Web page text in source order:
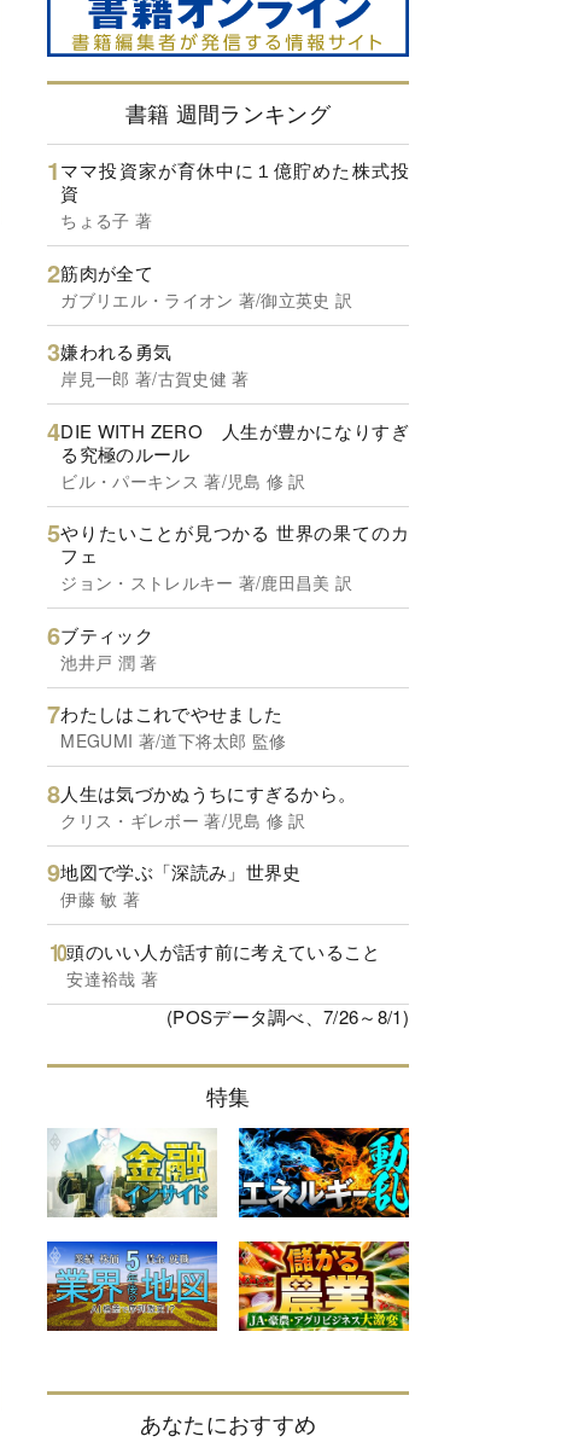
書籍 週間ランキング
ママ投資家が育休中に１億貯めた株式投
資
ちょる子 著
筋肉が全て
ガブリエル・ライオン 著/御立英史 訳
嫌われる勇気
岸見一郎 著/古賀史健 著
DIE WITH ZERO 人生が豊かになりすぎ
る究極のルール
ビル・パーキンス 著/児島 修 訳
やりたいことが見つかる 世界の果てのカ
フェ
ジョン・ストレルキー 著/鹿田昌美 訳
ブティック
池井戸 潤 著
わたしはこれでやせました
MEGUMI 著/道下将太郎 監修
人生は気づかぬうちにすぎるから。
クリス・ギレボー 著/児島 修 訳
地図で学ぶ「深読み」世界史
伊藤 敏 著
頭のいい人が話す前に考えていること
安達裕哉 著
(POSデータ調べ、7/26～8/1)
特集
あなたにおすすめ